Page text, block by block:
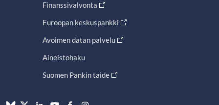
Finanssivalvonta
Euroopan keskuspankki
Avoimen datan palvelu
Aineistohaku
Suomen Pankin taide